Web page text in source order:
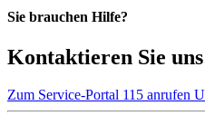
Sie brauchen Hilfe?
Kontaktieren Sie
Zum Service-Portal 115 anrufen